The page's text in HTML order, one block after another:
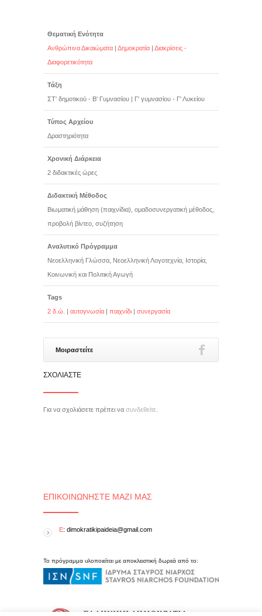
Θεματική Ενότητα
Ανθρώπινα Δικαιώματα | Δημοκρατία | Διακρίσεις -
Διαφορετικότητα
Τάξη
ΣΤ' δημοτικού - Β' Γυμνασίου | Γ' γυμνασίου - Γ' Λυκείου
Τύπος Αρχείου
Δραστηριότητα
Χρονική Διάρκεια
2 διδακτικές ώρες
Διδακτική Μέθοδος
Βιωματική μάθηση (παιχνίδια), ομαδοσυνεργατική μέθοδος,
προβολή βίντεο, συζήτηση
Αναλυτικό Πρόγραμμα
Νεοελληνική Γλώσσα, Νεοελληνική Λογοτεχνία, Ιστορία,
Κοινωνική και Πολιτική Αγωγή
Tags
2 δ.ώ.
| αυτογνωσία | παιχνίδι | συνεργασία
Μοιραστείτε
ΣΧΟΛΙΆΣΤΕ
Για να σχολιάσετε πρέπει να συνδεθείτε
ΕΠΙΚΟΙΝΩΝΉΣΤΕ ΜΑΖΊ ΜΑΣ
E: dimokratikipaideia@gmail.com
Το πρόγραμμα υλοποιείται με αποκλειστική δωρεά από το: